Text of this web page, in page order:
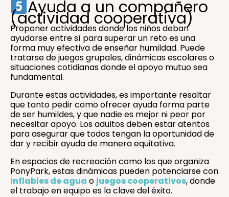
Ayuda a un compañero
(actividad cooperativa)
Proponer actividades donde los niños deban
ayudarse entre sí para superar un reto es una
forma muy efectiva de enseñar humildad. Puede
tratarse de juegos grupales, dinámicas escolares o
situaciones cotidianas donde el apoyo mutuo sea
fundamental.
Durante estas actividades, es importante resaltar
que tanto pedir como ofrecer ayuda forma parte
de ser humildes, y que nadie es mejor ni peor por
necesitar apoyo. Los adultos deben estar atentos
para asegurar que todos tengan la oportunidad de
dar y recibir ayuda de manera equitativa.
En espacios de recreación como los que organiza
PonyPark, estas dinámicas pueden potenciarse con
inflables de agua o juegos cooperativos, donde
el trabajo en equipo es la clave del éxito.